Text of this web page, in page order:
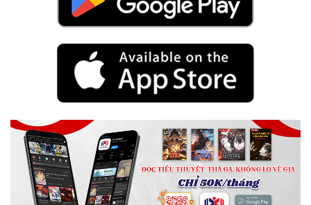
Mưu Mô
Mạt Thế
Mỹ Thực